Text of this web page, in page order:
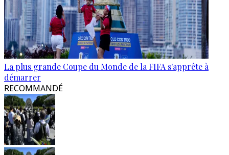
La plus grande Coupe du Monde de la FIFA s'apprête à
démarrer
RECOMMANDÉ